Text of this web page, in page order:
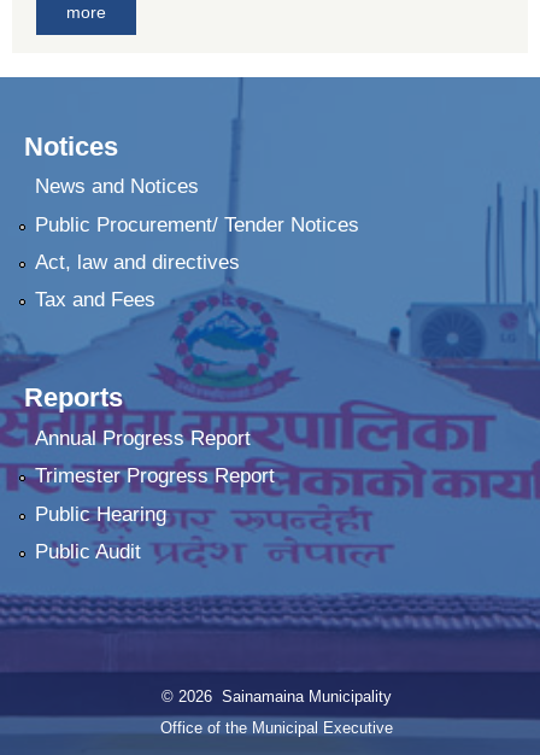
more
Notices
News and Notices
Public Procurement/ Tender Notices
Act, law and directives
Tax and Fees
Reports
Annual Progress Report
Trimester Progress Report
Public Hearing
Public Audit
© 2026 Sainamaina Municipality
Office of the Municipal Executive